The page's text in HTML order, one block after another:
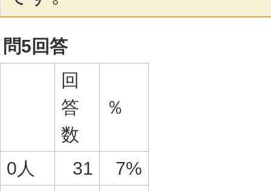
問5回答
回
答
数
％
0人 31 7%